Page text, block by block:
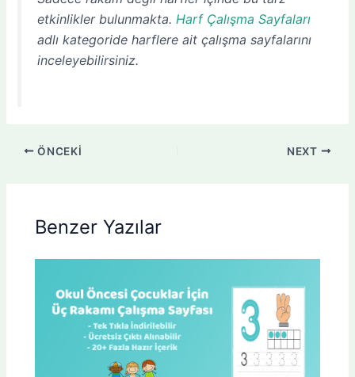
etkinlikler bulunmakta.Harf Çalışma Sayfaları
adlı kategoride harflere ait çalışma sayfalarını
inceleyebilirsiniz.
ÖNCEKI NEXT
Benzer Yazılar